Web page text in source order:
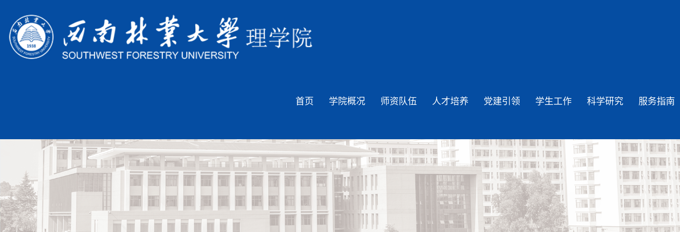
首页 学院概况 师资队伍 人才培养 党建引领 学生工作 科学研究 服务指南